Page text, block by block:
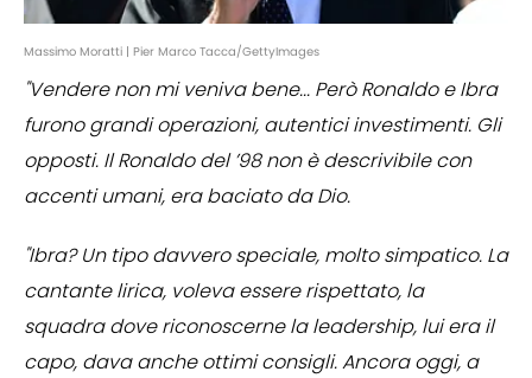
Massimo Moratti | Pier Marco Tacca/GettyImages
"Vendere non mi veniva bene... Però Ronaldo e Ibra
furono grandi operazioni, autentici investimenti. Gli
opposti. Il Ronaldo del ’98 non è descrivibile con
accenti umani, era baciato da Dio.
"Ibra? Un tipo davvero speciale, molto simpatico. La
cantante lirica, voleva essere rispettato, la
squadra dove riconoscerne la leadership, lui era il
capo, dava anche ottimi consigli. Ancora oggi, a